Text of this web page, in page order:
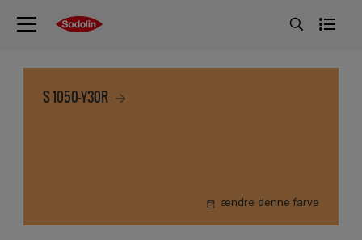
S 1050-Y30R
ændre denne farve